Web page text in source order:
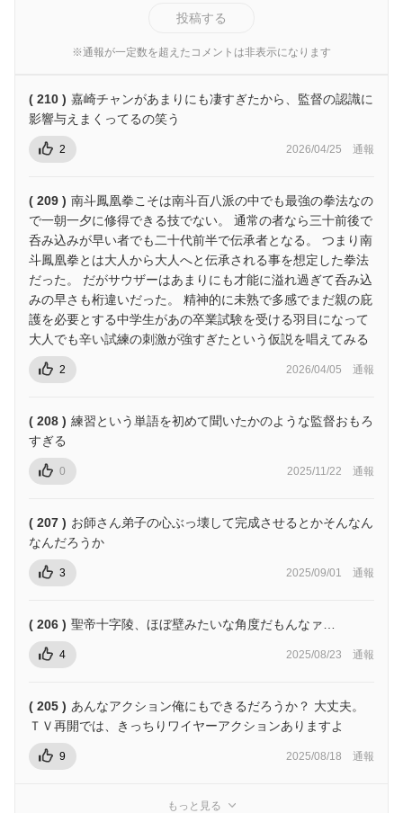
投稿する
※通報が一定数を超えたコメントは非表示になります
( 210 ) 嘉崎チャンがあまりにも凄すぎたから、監督の認識に
影響与えまくってるの笑う
2 2026/04/25 通報
( 209 ) 南斗鳳凰拳こそは南斗百八派の中でも最強の拳法なの
で一朝一夕に修得できる技でない。 通常の者なら三十前後で
呑み込みが早い者でも二十代前半で伝承者となる。 つまり南
斗鳳凰拳とは大人から大人へと伝承される事を想定した拳法
だった。 だがサウザーはあまりにも才能に溢れ過ぎて呑み込
みの早さも桁違いだった。 精神的に未熟で多感でまだ親の庇
護を必要とする中学生があの卒業試験を受ける羽目になって
大人でも辛い試練の刺激が強すぎたという仮説を唱えてみる
2 2026/04/05 通報
( 208 ) 練習という単語を初めて聞いたかのような監督おもろ
すぎる
0 2025/11/22 通報
( 207 ) お師さん弟子の心ぶっ壊して完成させるとかそんなん
なんだろうか
3 2025/09/01 通報
( 206 ) 聖帝十字陵、ほぼ壁みたいな角度だもんなァ…
4 2025/08/23 通報
( 205 ) あんなアクション俺にもできるだろうか？ 大丈夫。
ＴＶ再開では、きっちりワイヤーアクションありますよ
9 2025/08/18 通報
もっと見る